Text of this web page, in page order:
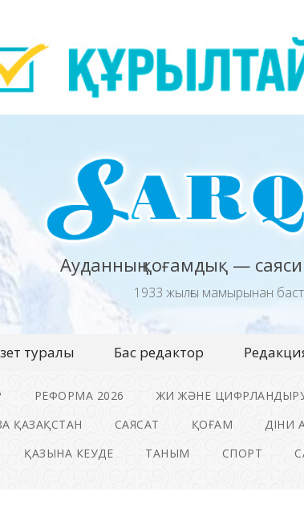
Ауданның қоғамдық — саяси
1933 жылғы мамырынан
туралы Бас редактор
РЕФОРМА 2026 ЖИ ЖӘНЕ
ҚАЗАҚСТАН САЯСАТ ҚОҒАМ ДІНИ
ҚАЗЫНА КЕУДЕ ТАНЫМ СПОРТ